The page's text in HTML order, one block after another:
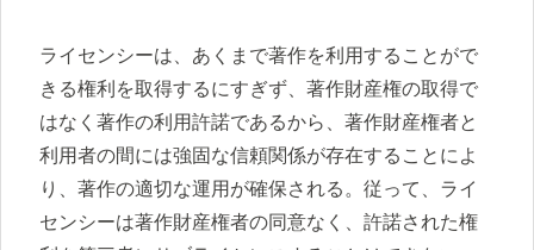
ライセンシーは、あくまで著作を利用することがで
きる権利を取得するにすぎず、著作財産権の取得で
はなく著作の利用許諾であるから、著作財産権者と
利用者の間には強固な信頼関係が存在することによ
り、著作の適切な運用が確保される。従って、ライ
センシーは著作財産権者の同意なく、許諾された権